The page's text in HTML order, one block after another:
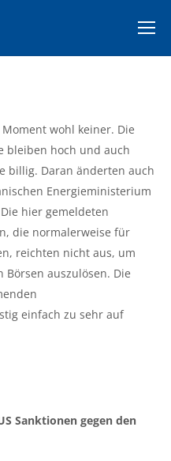
wohl keiner. Die
bleiben hoch und auch
billig. Daran änderten auch
Energieministerium
hier gemeldeten
die normalerweise für
reichten nicht aus, um
auszulösen. Die
einfach zu sehr auf
Sanktionen gegen den